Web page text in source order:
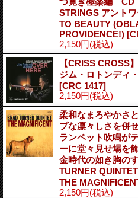
STRINGS アント
TO BEAUTY
PROVIDENCE!)
2,150円(税込)
【CRISS CROSS
ジム・ロトンディ
[CRC 1417]
2,150円(税込)
柔和なまろやかさ
プな凛々しさを併
ランペット吹鳴が
ーに堂々見せ場を
金時代の如き胸
TURNER
THE
2,150円(税込)